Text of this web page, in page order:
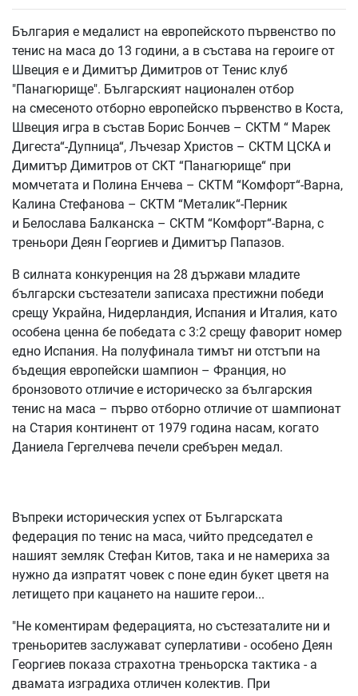
България е медалист на eвропейското първенство по
тенис на маса до 13 години, а в състава на героиге от
Швеция е и Димитър Димитров от Тенис клуб
"Панагюрище". Българският национален отбор
на смесеното отборно европейско първенство в Коста,
Швеция игра в състав Борис Бончев – СКТМ “ Марек
Дигеста“-Дупница“, Лъчезар Христов – СКТМ ЦСКА и
Димитър Димитров от СКТ “Панагюрище“ при
момчетата и Полина Енчева – СКТМ “Комфорт“-Варна,
Калина Стефанова – СКТМ “Металик“-Перник
и Белослава Балканска – СКТМ “Комфорт“-Варна, с
треньори Деян Георгиев и Димитър Папазов.
В силната конкуренция на 28 държави младите
български състезатели записаха престижни победи
срещу Украйна, Нидерландия, Испания и Италия, като
особена ценна бе победата с 3:2 срещу фаворит номер
едно Испания. На полуфинала тимът ни отстъпи на
бъдещия европейски шампион – Франция, но
бронзовото отличие е историческо за българския
тенис на маса – първо отборно отличие от шампионат
на Стария континент от 1979 година насам, когато
Даниела Гергелчева печели сребърен медал.
Въпреки историческия успех от Българската
федерация по тенис на маса, чийто председател е
нашият земляк Стефан Китов, така и не намериха за
нужно да изпратят човек с поне един букет цветя на
летището при кацането на нашите герои...
"Не коментирам федерацията, но състезаталите ни и
треньоритев заслужават суперлативи - особено Деян
Георгиев показа страхотна треньорска тактика - а
двамата изградиха отличен колектив. При